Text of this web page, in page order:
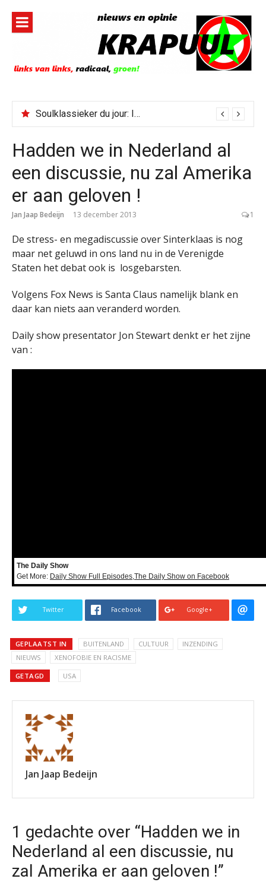
inhoud
Soulklassieker du jour: I Wish It Would Rain
Hadden we in Nederland al
een discussie, nu zal Amerika
er aan geloven !
Jan Jaap Bedeijn 13 december 2013 1
De stress- en megadiscussie over Sinterklaas is nog
maar net geluwd in ons land nu in de Verenigde
Staten het debat ook is losgebarsten.
Volgens Fox News is Santa Claus namelijk blank en
daar kan niets aan veranderd worden.
Daily show presentator Jon Stewart denkt er het zijne
van :
The Daily Show
Get More: Daily Show Full Episodes,The Daily Show on Facebook
Twitter Facebook Google+
GEPLAATST IN BUITENLAND CULTUUR
INZENDING
NIEUWS
XENOFOBIE EN RACISME
GETAGD USA
Jan Jaap Bedeijn
1 gedachte over “Hadden we in
Nederland al een discussie, nu
zal Amerika er aan geloven !”